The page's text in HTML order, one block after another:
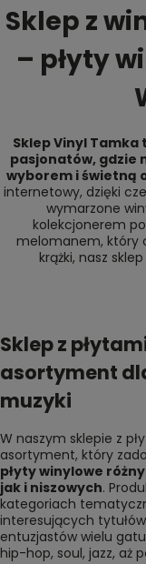
Sklep z
– płyty
Sklep Vinyl
pasjonatów, gdzie
wyborem i świetną
internetowy, dzięki
wymarzone
kolekcjonerem
melomanem, który
krążki, nasz
Sklep z
asortyment
muzyki
W naszym sklepie z
asortyment, który
płyty winylowe
jak i niszowych.
kategoriach
interesujących
entuzjastów wielu
hip-hop, soul, jazz, aż